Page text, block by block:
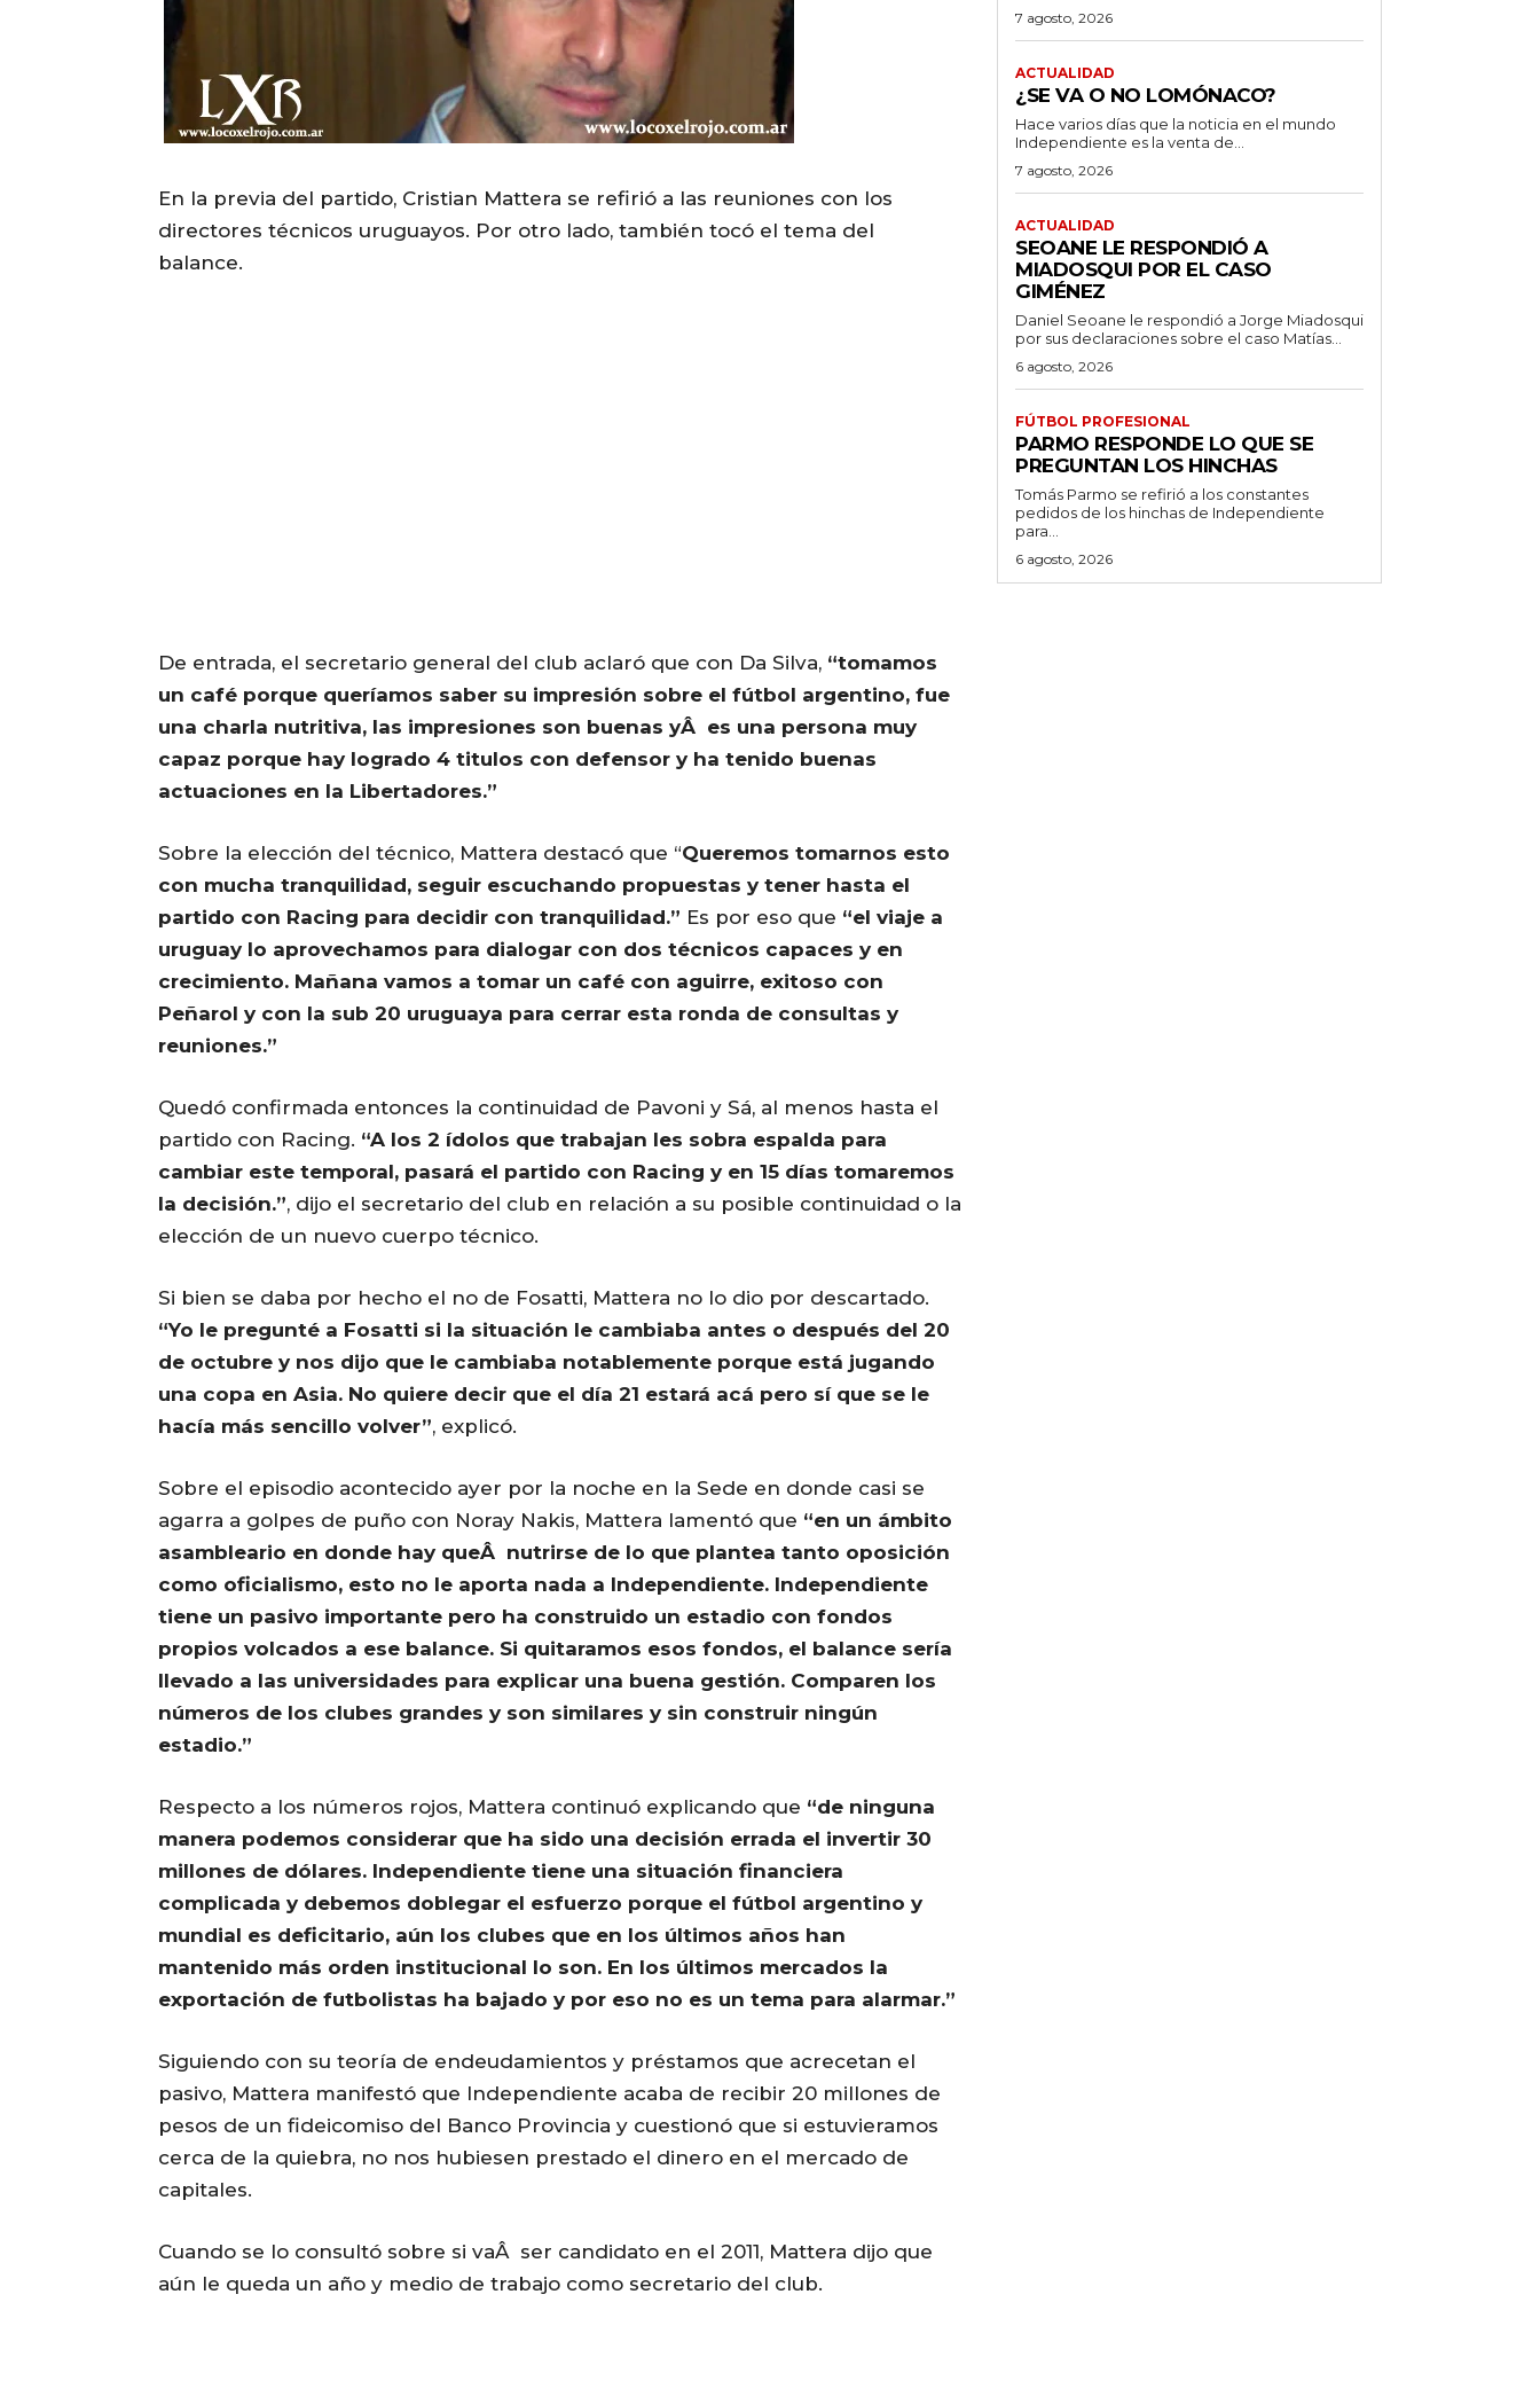
En la previa del partido, Cristian Mattera se refirió a las reuniones con los
directores técnicos uruguayos. Por otro lado, también tocó el tema del
balance.
De entrada, el secretario general del club aclaró que con Da Silva, “tomamos
un café porque queríamos saber su impresión sobre el fútbol argentino, fue
una charla nutritiva, las impresiones son buenas yÂ es una persona muy
capaz porque hay logrado 4 titulos con defensor y ha tenido buenas
actuaciones en la Libertadores.”
Sobre la elección del técnico, Mattera destacó que “Queremos tomarnos esto
con mucha tranquilidad, seguir escuchando propuestas y tener hasta el
partido con Racing para decidir con tranquilidad.” Es por eso que “el viaje a
uruguay lo aprovechamos para dialogar con dos técnicos capaces y en
crecimiento. Mañana vamos a tomar un café con aguirre, exitoso con
Peñarol y con la sub 20 uruguaya para cerrar esta ronda de consultas y
reuniones.”
Quedó confirmada entonces la continuidad de Pavoni y Sá, al menos hasta el
partido con Racing. “A los 2 ídolos que trabajan les sobra espalda para
cambiar este temporal, pasará el partido con Racing y en 15 días tomaremos
la decisión.”, dijo el secretario del club en relación a su posible continuidad o la
elección de un nuevo cuerpo técnico.
Si bien se daba por hecho el no de Fosatti, Mattera no lo dio por descartado.
“Yo le pregunté a Fosatti si la situación le cambiaba antes o después del 20
de octubre y nos dijo que le cambiaba notablemente porque está jugando
una copa en Asia. No quiere decir que el día 21 estará acá pero sí que se le
hacía más sencillo volver”, explicó.
Sobre el episodio acontecido ayer por la noche en la Sede en donde casi se
agarra a golpes de puño con Noray Nakis, Mattera lamentó que “en un ámbito
asambleario en donde hay queÂ nutrirse de lo que plantea tanto oposición
como oficialismo, esto no le aporta nada a Independiente. Independiente
tiene un pasivo importante pero ha construido un estadio con fondos
propios volcados a ese balance. Si quitaramos esos fondos, el balance sería
llevado a las universidades para explicar una buena gestión. Comparen los
números de los clubes grandes y son similares y sin construir ningún
estadio.”
Respecto a los números rojos, Mattera continuó explicando que “de ninguna
manera podemos considerar que ha sido una decisión errada el invertir 30
millones de dólares. Independiente tiene una situación financiera
complicada y debemos doblegar el esfuerzo porque el fútbol argentino y
mundial es deficitario, aún los clubes que en los últimos años han
mantenido más orden institucional lo son. En los últimos mercados la
exportación de futbolistas ha bajado y por eso no es un tema para alarmar.”
Siguiendo con su teoría de endeudamientos y préstamos que acrecetan el
pasivo, Mattera manifestó que Independiente acaba de recibir 20 millones de
pesos de un fideicomiso del Banco Provincia y cuestionó que si estuvieramos
cerca de la quiebra, no nos hubiesen prestado el dinero en el mercado de
capitales.
Cuando se lo consultó sobre si vaÂ ser candidato en el 2011, Mattera dijo que
aún le queda un año y medio de trabajo como secretario del club.
7 agosto, 2026
ACTUALIDAD
¿SE VA O NO LOMÓNACO?
Hace varios días que la noticia en el mundo
Independiente es la venta de...
7 agosto, 2026
ACTUALIDAD
SEOANE LE RESPONDIÓ A
MIADOSQUI POR EL CASO
GIMÉNEZ
Daniel Seoane le respondió a Jorge Miadosqui
por sus declaraciones sobre el caso Matías...
6 agosto, 2026
FÚTBOL PROFESIONAL
PARMO RESPONDE LO QUE SE
PREGUNTAN LOS HINCHAS
Tomás Parmo se refirió a los constantes
pedidos de los hinchas de Independiente
para...
6 agosto, 2026